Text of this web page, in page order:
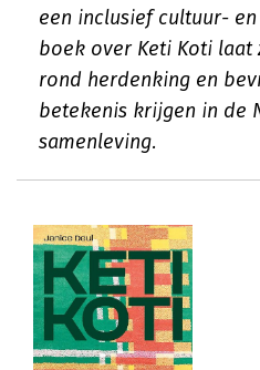
een inclusief cultuur-
boek over Keti Koti
rond herdenking en
betekenis krijgen in de
samenleving.